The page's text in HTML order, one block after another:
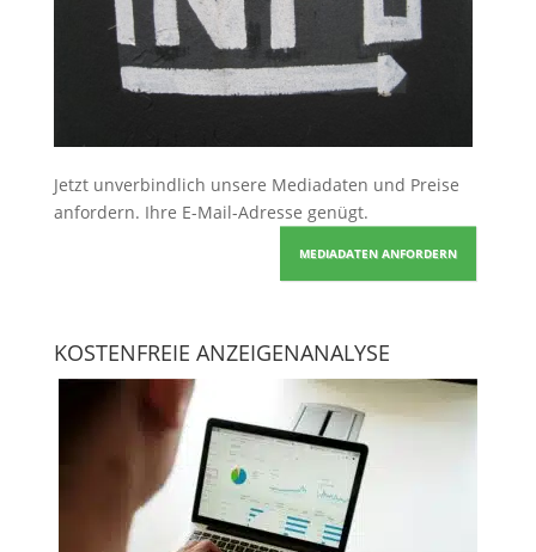
Jetzt unverbindlich unsere Mediadaten und Preise
anfordern. Ihre E-Mail-Adresse genügt.
MEDIADATEN ANFORDERN
KOSTENFREIE ANZEIGENANALYSE